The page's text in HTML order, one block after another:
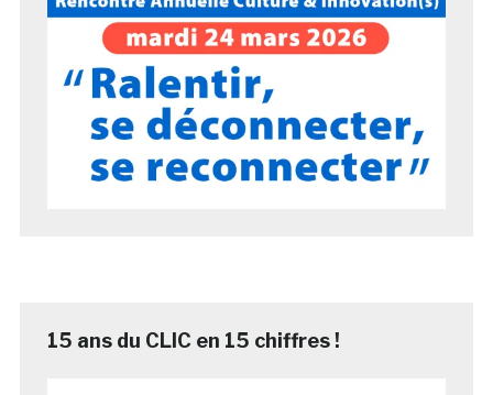
15 ans du CLIC en 15 chiffres !